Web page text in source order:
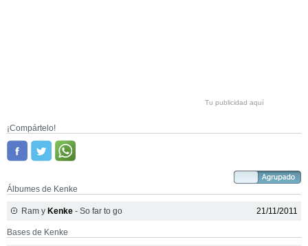
Tu publicidad aquí
¡Compártelo!
Álbumes de Kenke
Ram y Kenke - So far to go 21/11/2011
Bases de Kenke